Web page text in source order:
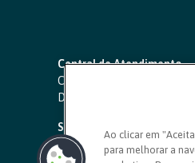
Central de Atendimento
Capitais e regiões
Demais localidades:
SAC 24 horas
Ouvidoria
Ao clicar em
para melhorar a